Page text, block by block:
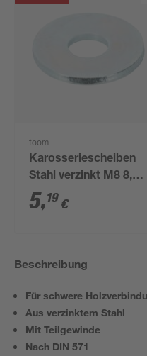
toom
Karosseriescheiben
Stahl verzinkt M8 8,4
mm 40 Stück
5,19 €
Beschreibung
Für schwere
Aus verzinktem Stahl
Mit Teilgewinde
Nach DIN 571